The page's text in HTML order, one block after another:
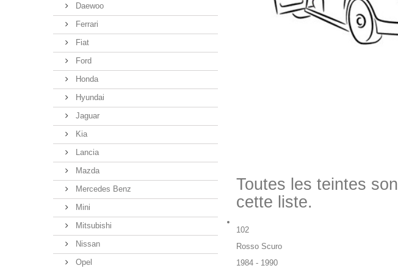
Daewoo
Ferrari
Fiat
Ford
Honda
Hyundai
Jaguar
Kia
Lancia
Mazda
Mercedes Benz
Mini
Mitsubishi
Nissan
Opel
Toutes les teintes
cette liste.
102
Rosso Scuro
1984 - 1990